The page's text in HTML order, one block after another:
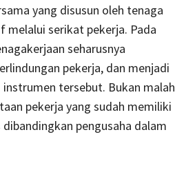
yang disusun oleh tenaga
melalui serikat pekerja. Pada
seharusnya
pekerja, dan menjadi
tersebut. Bukan malah
pekerja yang sudah memiliki
pengusaha dalam